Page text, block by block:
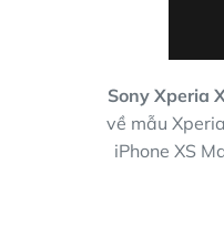
Sony Xperia
về mẫu
iPhone XS